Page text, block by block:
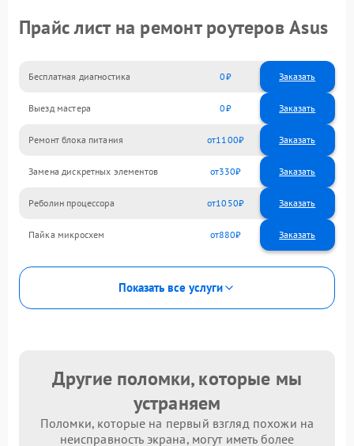
Прайс лист на ремонт роутеров Asus
Бесплатная диагностика 0 Заказать
Выезд мастера 0 Заказать
Ремонт блока питания 1100
Замена дискретных элементов 330
Реболин процессора 1050
Пайка микросхем 880
Показать все услуги
Другие поломки, которые мы
устраняем
Поломки, которые на первый взгляд похожи на
неисправность экрана, могут иметь более